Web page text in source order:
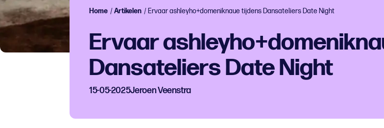
Home /Artikelen / Ervaar ashleyho+domeniknaue tijdens Dansateliers Date Night
Ervaar
Dansateliers Date Night
15-05-2025Jeroen Veenstra